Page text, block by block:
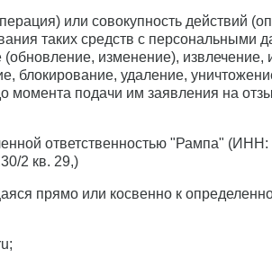
или совокупность действий
таких средств с персональными
изменение), извлечение,
блокирование, удаление,
момента подачи им заявления на
ответственностью "Рампа"
2 кв. 29,)
прямо или косвенно к